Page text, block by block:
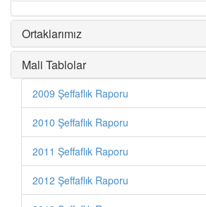
Ortaklarımız
Mali Tablolar
2009 Şeffaflık Raporu
2010 Şeffaflık Raporu
2011 Şeffaflık Raporu
2012 Şeffaflık Raporu